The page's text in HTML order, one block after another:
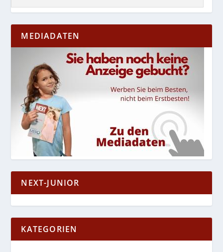
MEDIADATEN
NEXT-JUNIOR
KATEGORIEN